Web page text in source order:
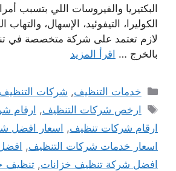
البكتيريا والفيروسات اللي بتسبب
الكوليرا، التيفوئيد، الإسهال،
لازم تعتمد على شركة متخصصة في
بالخرج … اقرأ المزيد
التصنيفات
خدمات التنظيف, شركات التنظيف
الوسوم
ارخص شركات التنظيف, ارقام
ارقام شركات تنظيف, اسعار افضل
اسعار خدمات شركات التنظيف,
افضل شركة تنظيف خزانات, تنظيف